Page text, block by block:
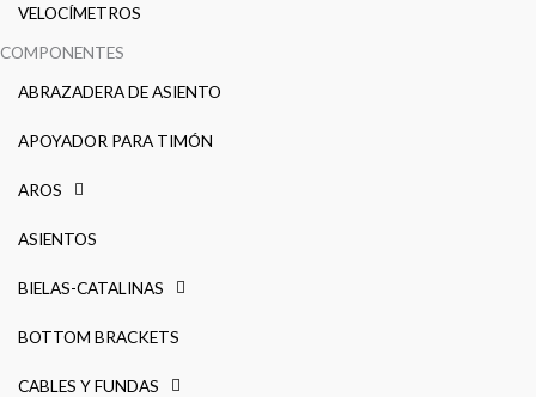
VELOCÍMETROS
COMPONENTES
ABRAZADERA DE ASIENTO
APOYADOR PARA TIMÓN
AROS
ASIENTOS
BIELAS-CATALINAS
BOTTOM BRACKETS
CABLES Y FUNDAS